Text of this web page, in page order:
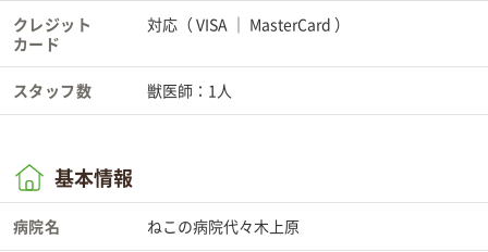
クレジット
カード
対応（VISA MasterCard ）
スタッフ数 獣医師：1人
基本情報
病院名 ねこの病院代々木上原